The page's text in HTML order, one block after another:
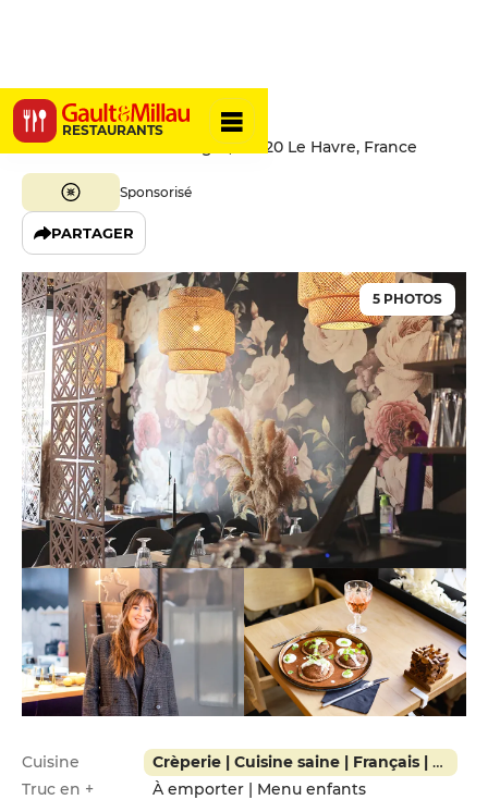
RESTAURANTS
Black Pearl
68 Rue Frédéric Bellanger, 76620 Le Havre, France
Sponsorisé
PARTAGER
5 PHOTOS
Infos pratiques
Cuisine
Crèperie | Cuisine saine | Français | Local | Végétarien
Truc en +
À emporter | Menu enfants